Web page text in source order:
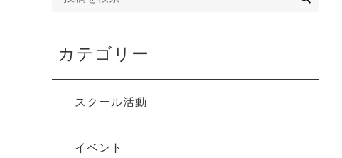
カテゴリー
スクール活動
イベント